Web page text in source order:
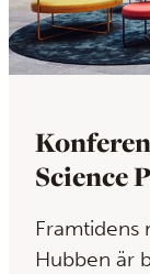
Science
Framtidens
Hubben är